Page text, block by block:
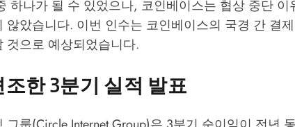
하나가 될 수 있었으나, 코인베이스는 협상 중단 이
않았습니다. 이번 인수는 코인베이스의 국경 간 결
것으로 예상되었습니다.
조한 3분기 실적 발표